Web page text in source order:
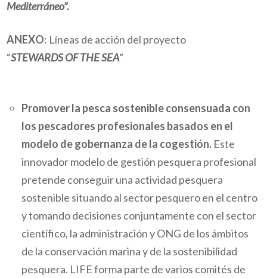
Mediterráneo”.
ANEXO: Líneas de acción del proyecto
“STEWARDS OF THE SEA”
Promover la pesca sostenible consensuada con
los pescadores profesionales basados en el
modelo de gobernanza de la cogestión. Este
innovador modelo de gestión pesquera profesional
pretende conseguir una actividad pesquera
sostenible situando al sector pesquero en el centro
y tomando decisiones conjuntamente con el sector
científico, la administración y ONG de los ámbitos
de la conservación marina y de la sostenibilidad
pesquera. LIFE forma parte de varios comités de